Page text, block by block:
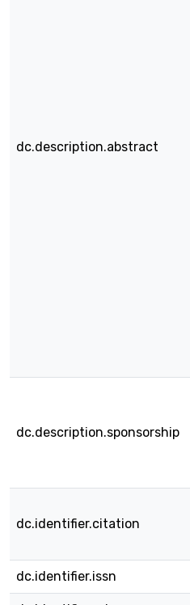
dc.description.abstract
dc.description.sponsorship
dc.identifier.citation
dc.identifier.issn